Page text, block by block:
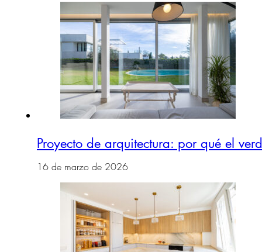
Proyecto de arquitectura: por qué el
16 de marzo de 2026